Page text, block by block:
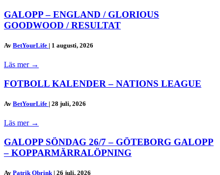
GALOPP – ENGLAND / GLORIOUS
GOODWOOD / RESULTAT
Av BetYourLife | 1 augusti, 2026
Läs mer →
FOTBOLL KALENDER – NATIONS LEAGUE
Av BetYourLife | 28 juli, 2026
Läs mer →
GALOPP SÖNDAG 26/7 – GÖTEBORG GALOPP
– KOPPARMÄRRALÖPNING
Av Patrik Obrink | 26 juli, 2026